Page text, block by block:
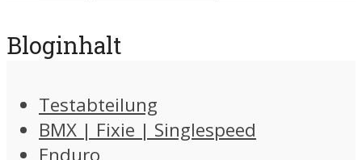
Bloginhalt
Testabteilung
BMX | Fixie | Singlespeed
Enduro